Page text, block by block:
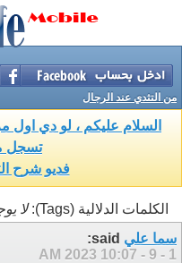
من التثدي عند الرجال
السلام عليكم ، لو دي اول
تسجل
فديو شرح
الكلمات الدلالية (Tags):
لا
سما علي
1 - 9 - 2023
10:07 AM